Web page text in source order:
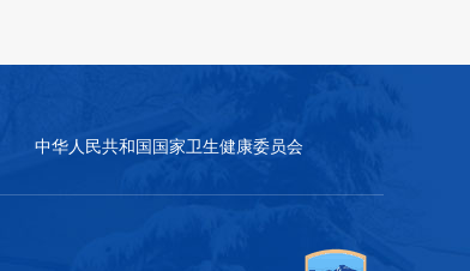
中华人民共和国国家卫生健康委员会